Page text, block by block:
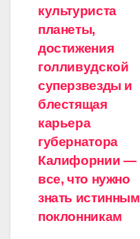
культуриста
планеты,
достижения
голливудской
суперзвезды и
блестящая
карьера
губернатора
Калифорнии —
все, что нужно
знать истинным
поклонникам